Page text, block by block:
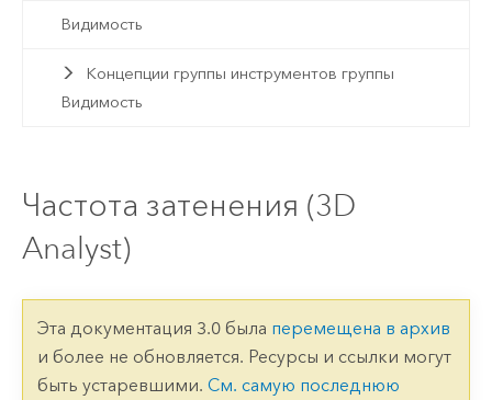
Видимость
Концепции группы инструментов группы
Видимость
Частота затенения (3D
Analyst)
Эта документация 3.0 была перемещена в архив
и более не обновляется. Ресурсы и ссылки могут
быть устаревшими. См. самую последнюю